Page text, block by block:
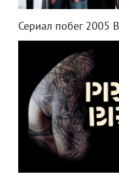
Сериал побег 2005